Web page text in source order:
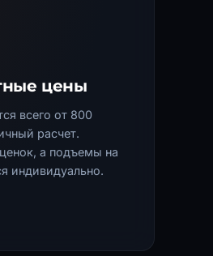
цены
всего от 800
расчет.
а подъемы на
индивидуально.